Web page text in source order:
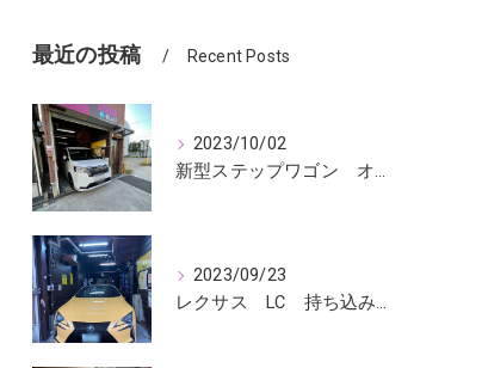
最近の投稿 Recent Posts
2023/10/02
新型ステップワゴン オールシーズンタイヤ交換
2023/09/23
レクサス LC 持ち込みタイヤ交換